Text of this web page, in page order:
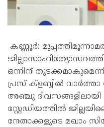
കണ്ണൂർ:
ഒന്നിന്
പ്രസ് ക്ളബ്ബിൽ വാർത്താ
അഞ്ചു ദിവസങ്ങളിലായി
സ്റ്റേഡിയത്തിൽ
നേതാക്കളുടെ മഖാം